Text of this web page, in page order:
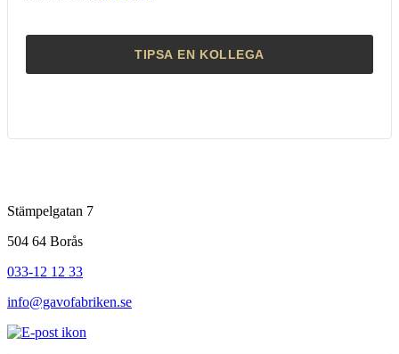
Stämpelgatan 7
504 64 Borås
033-12 12 33
info@gavofabriken.se